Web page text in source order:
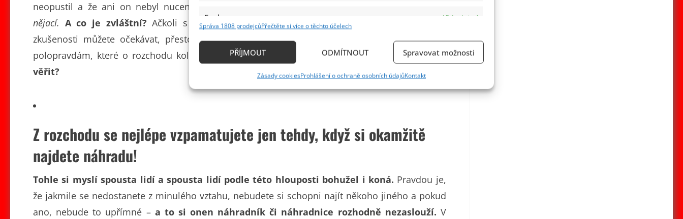
Funkce
Vždy aktivní
Identifikace zařízení na základě automaticky přenášených informací.
základě aktivně požadovaných informací.
obsahu, Ukládání a sdělování voleb ochrany osobních údajů.
Správa 1808 prodejcůPřečtěte si více o těchto účelech
PŘÍJMOUT ODMÍTNOUT Spravovat možnosti
Zásady cookiesProhlášení o ochraně osobních údajůKontakt
neopustil a že ani on nebyl nucen někoho opustit –
nějací. A co je zvláštní? Ačkoli s nimi máte nespočet zkušeností a jistě víte, co od této
zkušenosti můžete očekávat, přesto spousta z vás věří nejrůznějším povídačkám, mýtům a
polopravdám, které o rozchodu kolují.
Víte, které to jsou a čemu byste rozhodně neměli
věřit?
Z rozchodu se nejlépe vzpamatujete jen tehdy, když si okamžitě
najdete náhradu!
Tohle si myslí spousta lidí a spousta lidí podle této hlouposti bohužel i koná. Pravdou je,
že jakmile se nedostanete z minulého vztahu, nebudete si schopni najít někoho jiného a pokud
ano, nebude to upřímné – a to si onen náhradník či náhradnice rozhodně nezaslouží. V